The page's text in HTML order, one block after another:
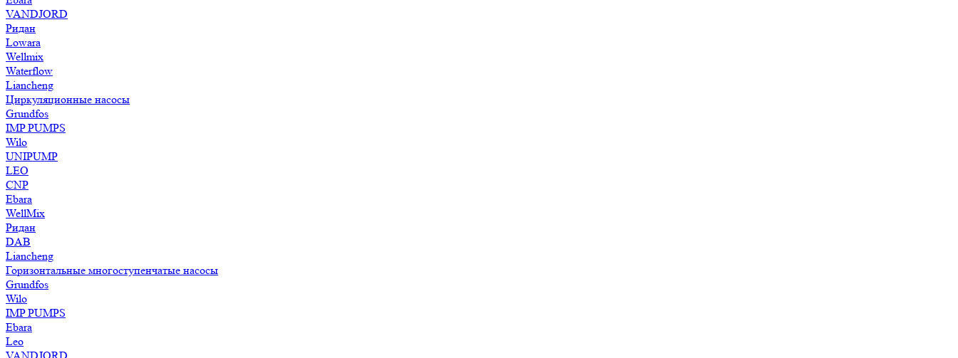
VANDJORD
Ридан
Lowara
Wellmix
Waterflow
Liancheng
Циркуляционные насосы
Grundfos
IMP PUMPS
Wilo
UNIPUMP
LEO
CNP
Ebara
WellMix
Ридан
DAB
Liancheng
Горизонтальные многоступенчатые насосы
Grundfos
Wilo
IMP PUMPS
Ebara
Leo